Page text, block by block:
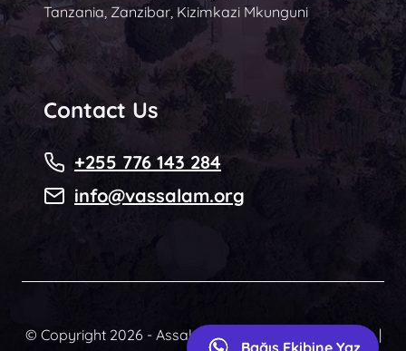
Tanzania, Zanzibar, Kizimkazi Mkunguni
Contact Us
+255 776 143 284
info@vassalam.org
© Copyright 2026 - Assalam Community Foundation |
Bağış Ekibine Yaz